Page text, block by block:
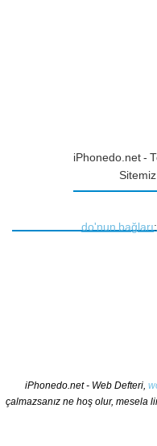
iPhonedo.net -
Sitemiz
do'nun bağları
iPhonedo.net - Web Defteri,
çalmazsanız ne hoş olur, mesela